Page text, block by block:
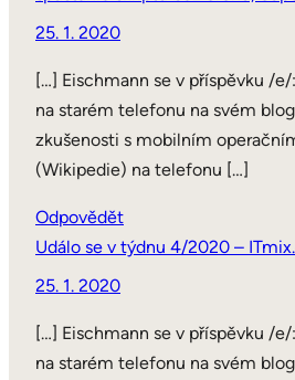
25. 1. 2020
[…] Eischmann se v příspěvku /
na starém telefonu na svém
zkušenosti s mobilním
(Wikipedie) na telefonu […]
Odpovědět
Událo se v týdnu 4/2020 –
25. 1. 2020
[…] Eischmann se v příspěvku /
na starém telefonu na svém